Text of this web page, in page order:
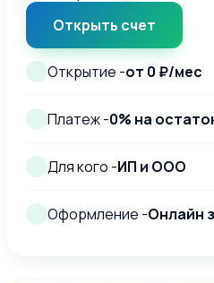
Открыть счет
Открытие -от 0 ₽/мес
Платеж -0% на
Для кого -ИП и ООО
Оформление -Онлайн